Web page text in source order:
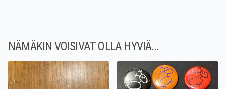
NÄMÄKIN VOISIVAT OLLA HYVIÄ…